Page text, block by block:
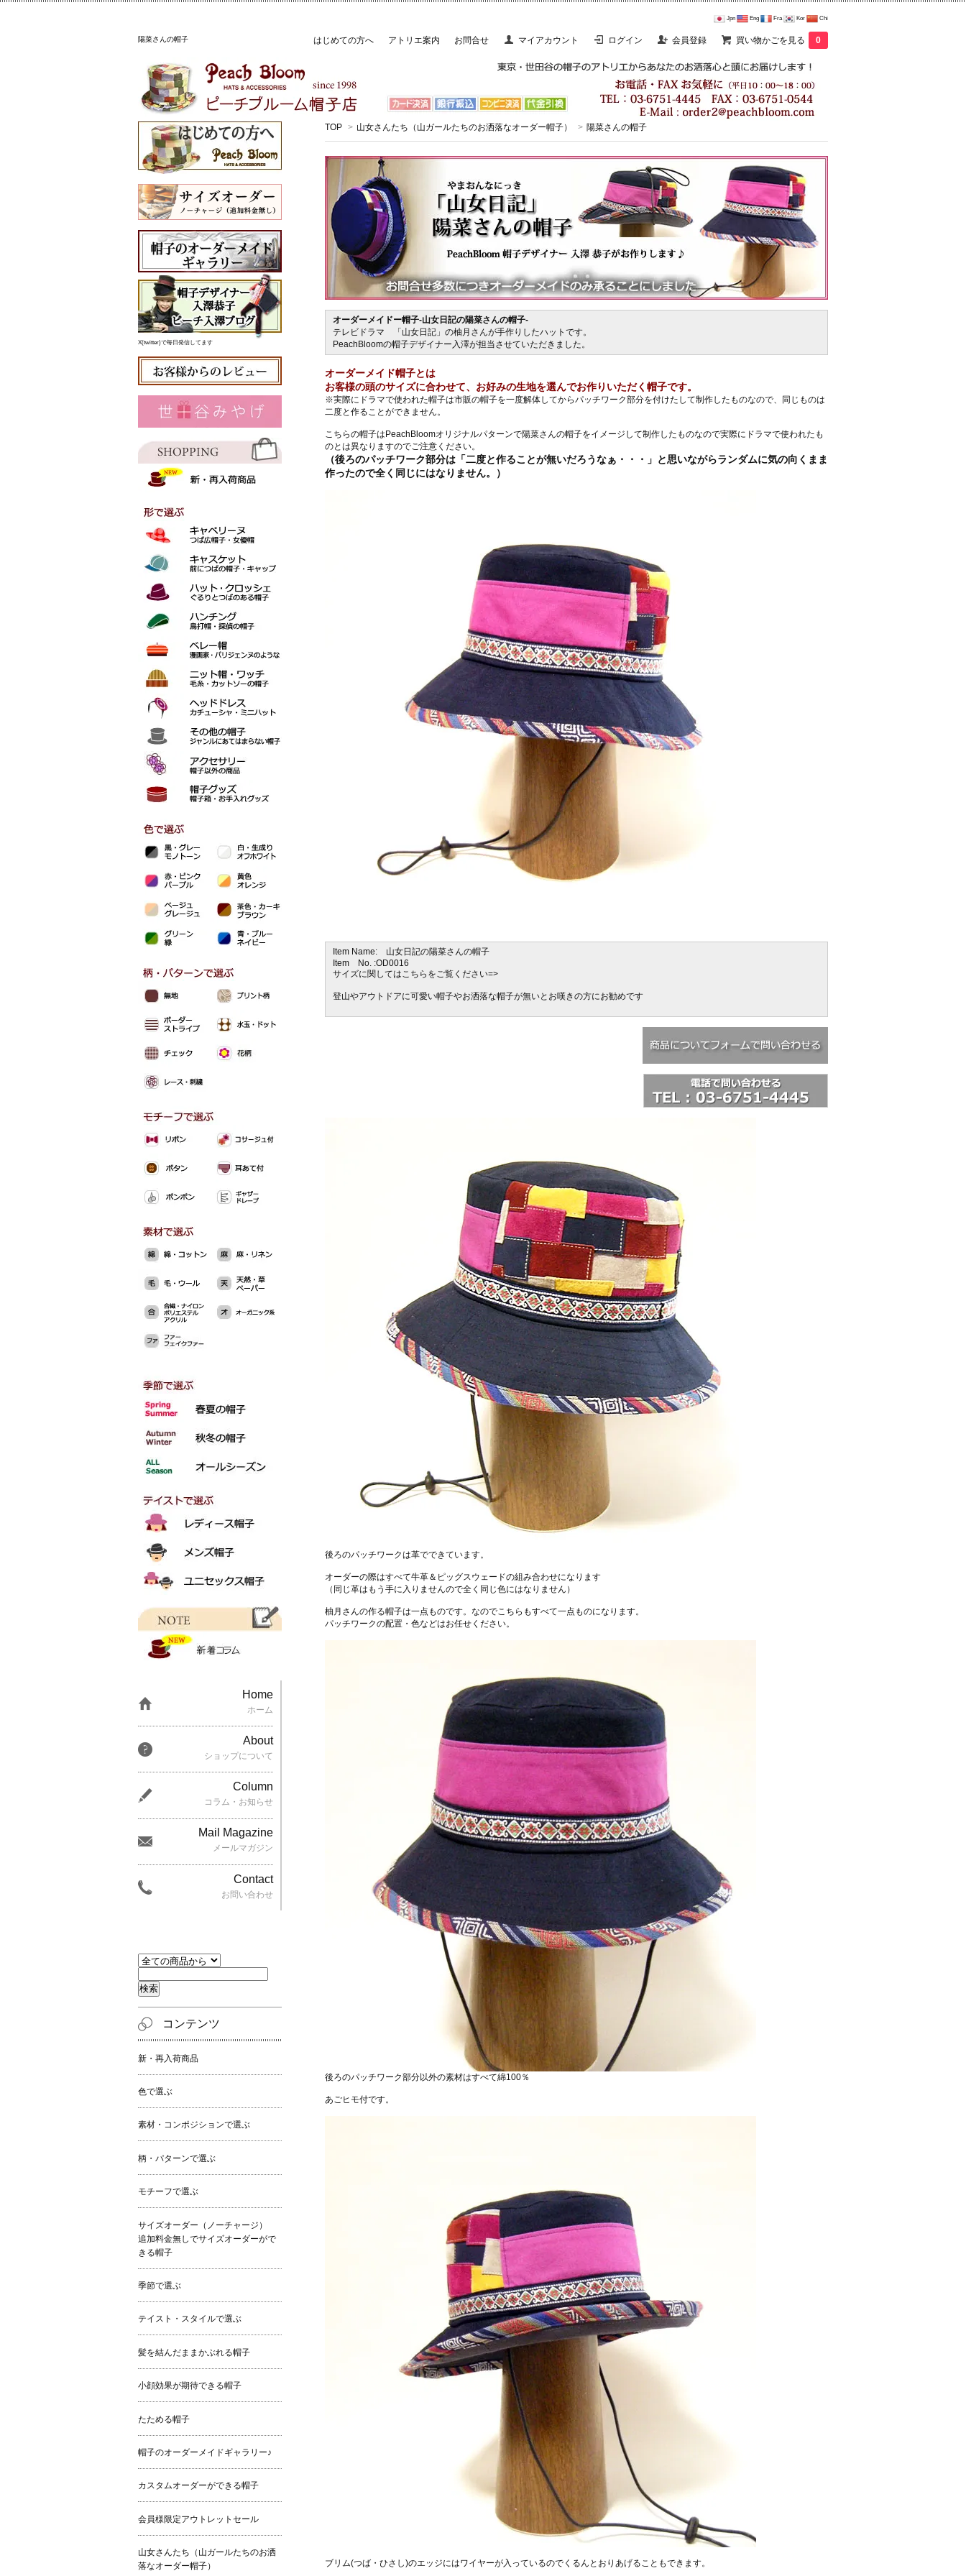
Jpn Eng Fra Kor Chi
はじめての方へ アトリエ案内 お問合せ マイアカウント ログイン 会員登録 買い物かごを見る 0
陽菜さんの帽子
TOP > 山女さんたち（山ガールたちのお洒落なオーダー帽子） > 陽菜さんの帽子
オーダーメイドー帽子-山女日記の陽菜さんの帽子-
テレビドラマ 「山女日記」の柚月さんが手作りしたハットです。
PeachBloomの帽子デザイナー入澤が担当させていただきました。
オーダーメイド帽子とは
お客様の頭のサイズに合わせて、お好みの生地を選んでお作りいただく帽子です。
※実際にドラマで使われた帽子は市販の帽子を一度解体してからパッチワーク部分を付けたして制作したものなので、同じものは
二度と作ることができません。
こちらの帽子はPeachBloomオリジナルパターンで陽菜さんの帽子をイメージして制作したものなので実際にドラマで使われたも
のとは異なりますのでご注意ください。
（後ろのパッチワーク部分は「二度と作ることが無いだろうなぁ・・・」と思いながらランダムに気の向くまま
作ったので全く同じにはなりません。）
Item Name: 山女日記の陽菜さんの帽子
Item No. :OD0016
サイズに関してはこちらをご覧ください=>
登山やアウトドアに可愛い帽子やお洒落な帽子が無いとお嘆きの方にお勧めです
後ろのパッチワークは革でできています。
オーダーの際はすべて牛革＆ピッグスウェードの組み合わせになります
（同じ革はもう手に入りませんので全く同じ色にはなりません）
柚月さんの作る帽子は一点ものです。なのでこちらもすべて一点ものになります。
パッチワークの配置・色などはお任せください。
後ろのパッチワーク部分以外の素材はすべて綿100％
あごヒモ付です。
ブリム(つば・ひさし)のエッジにはワイヤーが入っているのでくるんとおりあげることもできます。
X(twitter)で毎日発信してます
Home
ホーム
About
ショップについて
Column
コラム・お知らせ
Mail Magazine
メールマガジン
Contact
お問い合わせ
コンテンツ
新・再入荷商品
色で選ぶ
素材・コンポジションで選ぶ
柄・パターンで選ぶ
モチーフで選ぶ
サイズオーダー（ノーチャージ）
追加料金無しでサイズオーダーがで
きる帽子
季節で選ぶ
テイスト・スタイルで選ぶ
髪を結んだままかぶれる帽子
小顔効果が期待できる帽子
たためる帽子
帽子のオーダーメイドギャラリー♪
カスタムオーダーができる帽子
会員様限定アウトレットセール
山女さんたち（山ガールたちのお洒
落なオーダー帽子）